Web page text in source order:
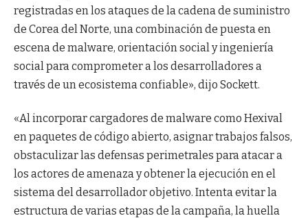
registradas en los ataques de la cadena de suministro
de Corea del Norte, una combinación de puesta en
escena de malware, orientación social y ingeniería
social para comprometer a los desarrolladores a
través de un ecosistema confiable», dijo Sockett.
«Al incorporar cargadores de malware como Hexival
en paquetes de código abierto, asignar trabajos falsos,
obstaculizar las defensas perimetrales para atacar a
los actores de amenaza y obtener la ejecución en el
sistema del desarrollador objetivo. Intenta evitar la
estructura de varias etapas de la campaña, la huella